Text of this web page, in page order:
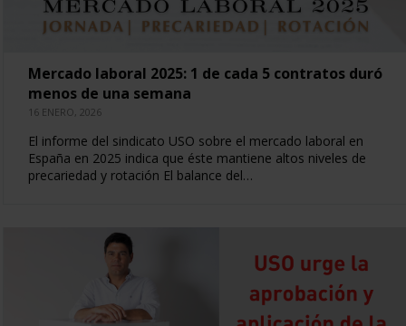
Mercado laboral 2025: 1 de cada 5 contratos duró
menos de una semana
16 ENERO, 2026
El informe del sindicato USO sobre el mercado laboral en
España en 2025 indica que éste mantiene altos niveles de
precariedad y rotación El balance del…